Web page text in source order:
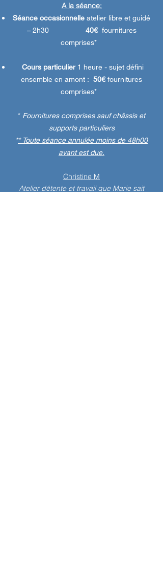
A la séance;
Séance occasionnelle atelier libre et guidé
– 2h30 40€fournitures
comprises*
Cours particulier 1 heure - sujet défini
ensemble en amont : 50€fournitures
comprises*
* Fournitures comprises sauf châssis et
supports particuliers
** Toute séance annulée moins de 48h00
avant est due.
Christine M
Atelier détente et travail que Marie sait